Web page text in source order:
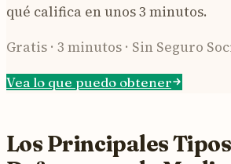
qué califica en unos 3 minutos.
Gratis · 3 minutos · Sin Seguro
Vea lo que puedo obtener
Los Principales